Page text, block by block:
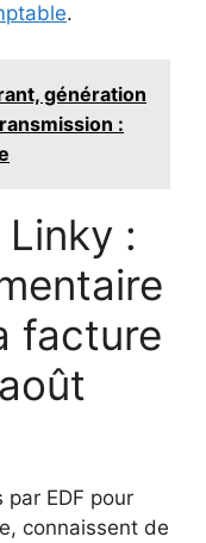
.
génération
:
:
facture
EDF pour
connaissent de